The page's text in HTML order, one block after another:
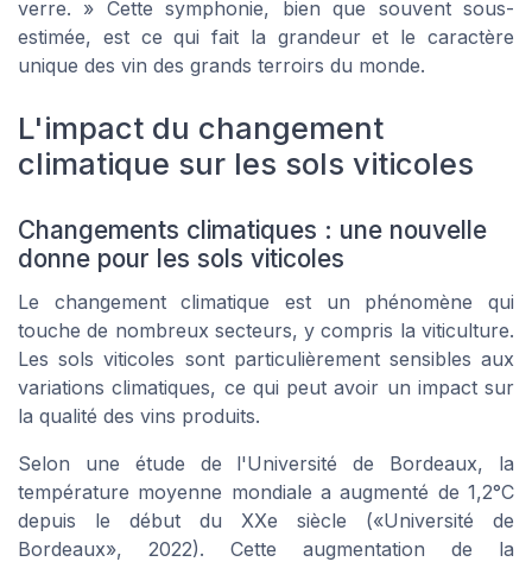
verre. » Cette symphonie, bien que souvent sous-
estimée, est ce qui fait la grandeur et le caractère
unique des vin des grands terroirs du monde.
L'impact du changement
climatique sur les sols viticoles
Changements climatiques : une nouvelle
donne pour les sols viticoles
Le changement climatique est un phénomène qui
touche de nombreux secteurs, y compris la viticulture.
Les sols viticoles sont particulièrement sensibles aux
variations climatiques, ce qui peut avoir un impact sur
la qualité des vins produits.
Selon une étude de l'Université de Bordeaux, la
température moyenne mondiale a augmenté de 1,2°C
depuis le début du XXe siècle («Université de
Bordeaux», 2022). Cette augmentation de la